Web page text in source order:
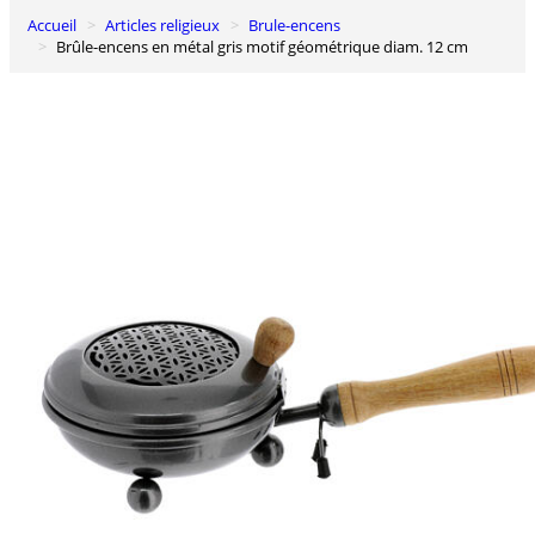
0
Panier
Accueil Articles religieux
Brule-encens
Brûle-encens en métal gris motif géométrique diam. 12 cm